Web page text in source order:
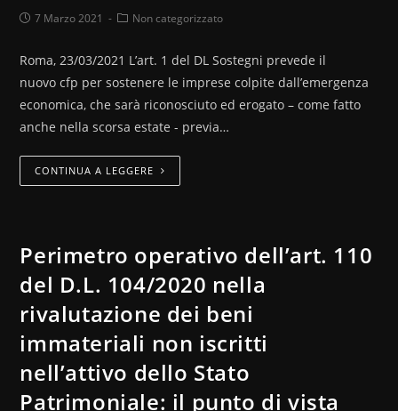
7 Marzo 2021 Non categorizzato
Roma, 23/03/2021 L’art. 1 del DL Sostegni prevede il
nuovo cfp per sostenere le imprese colpite dall’emergenza
economica, che sarà riconosciuto ed erogato – come fatto
anche nella scorsa estate - previa…
CONTINUA A LEGGERE
Perimetro operativo dell’art. 110
del D.L. 104/2020 nella
rivalutazione dei beni
immateriali non iscritti
nell’attivo dello Stato
Patrimoniale: il punto di vista